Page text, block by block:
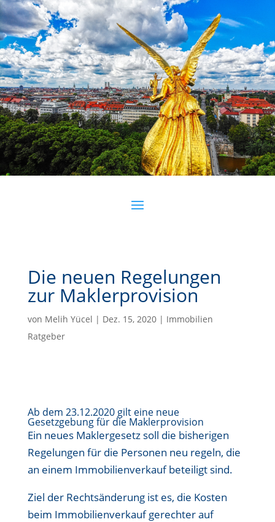
Die neuen Regelungen
zur Maklerprovision
von Melih Yücel | Dez. 15, 2020| Immobilien
Ratgeber
Ab dem 23.12.2020 gilt eine neue
Gesetzgebung für die Maklerprovision
Ein neues Maklergesetz soll die bisherigen
Regelungen für die Personen neu regeln, die
an einem Immobilienverkauf beteiligt sind.
Ziel der Rechtsänderung ist es, die Kosten
beim Immobilienverkauf gerechter auf